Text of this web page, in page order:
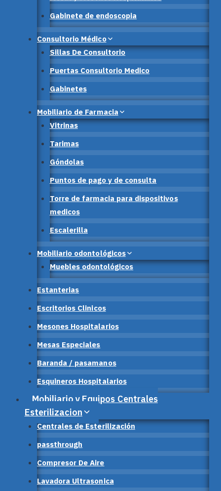
Gabinete de endoscopia
Consultorio Médico
Sillas De Consultorio
Puertas Consultorio Medico
Gabinetes
Mobiliario de Farmacia
Vitrinas
Tarimas
Góndolas
Puntos de pago y de consulta
Torre de farmacia para dispositivos
medicos
Escalerilla
Mobiliario odontológicos
Muebles odontológicos
Estanterias
Escritorios Clinicos
Mesones Hospitalarios
Mesas Especiales
Baranda / pasamanos
Esquineros Hospitalarios
Mobiliario y Equipos Centrales
Esterilizacion
Centrales de Esterilización
passthrough
Compresor De Aire
Lavadora Ultrasonica